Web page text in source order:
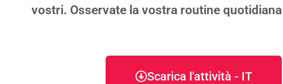
vostri. Osservate la vostra routine
Scarica l'attività - IT